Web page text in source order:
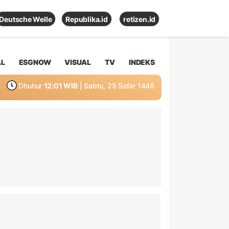
Welle Republika.id retizen.id
ESGNOW VISUAL TV INDEKS
Dhuhur 12:01 WIB | Sabtu, 25 Safar 1448